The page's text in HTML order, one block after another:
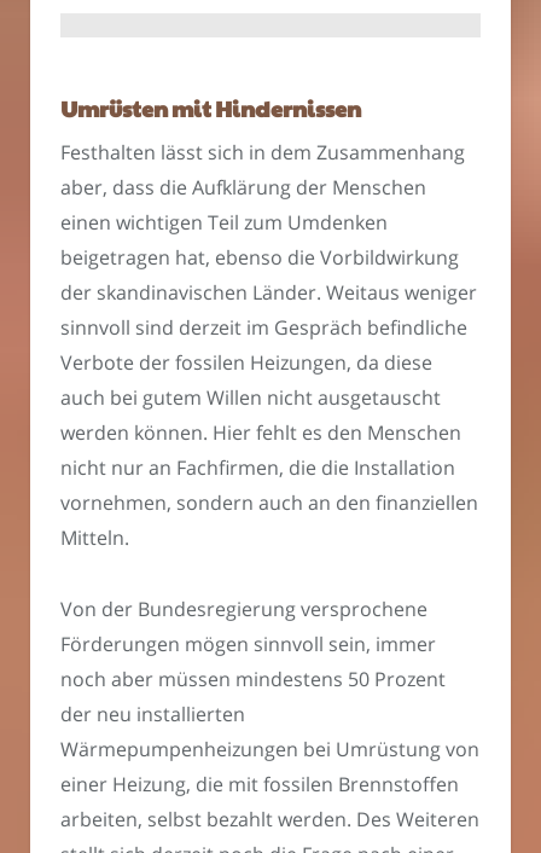
Umrüsten mit Hindernissen
Festhalten lässt sich in dem Zusammenhang
aber, dass die Aufklärung der Menschen
einen wichtigen Teil zum Umdenken
beigetragen hat, ebenso die Vorbildwirkung
der skandinavischen Länder. Weitaus weniger
sinnvoll sind derzeit im Gespräch befindliche
Verbote der fossilen Heizungen, da diese
auch bei gutem Willen nicht ausgetauscht
werden können. Hier fehlt es den Menschen
nicht nur an Fachfirmen, die die Installation
vornehmen, sondern auch an den finanziellen
Mitteln.
Von der Bundesregierung versprochene
Förderungen mögen sinnvoll sein, immer
noch aber müssen mindestens 50 Prozent
der neu installierten
Wärmepumpenheizungen bei Umrüstung von
einer Heizung, die mit fossilen Brennstoffen
arbeiten, selbst bezahlt werden. Des Weiteren